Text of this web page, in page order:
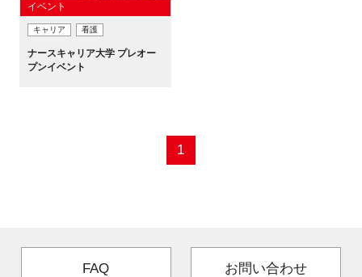
イベント
キャリア 看護
ナースキャリア大学 プレオー
プンイベント
1
FAQ お問い合わせ